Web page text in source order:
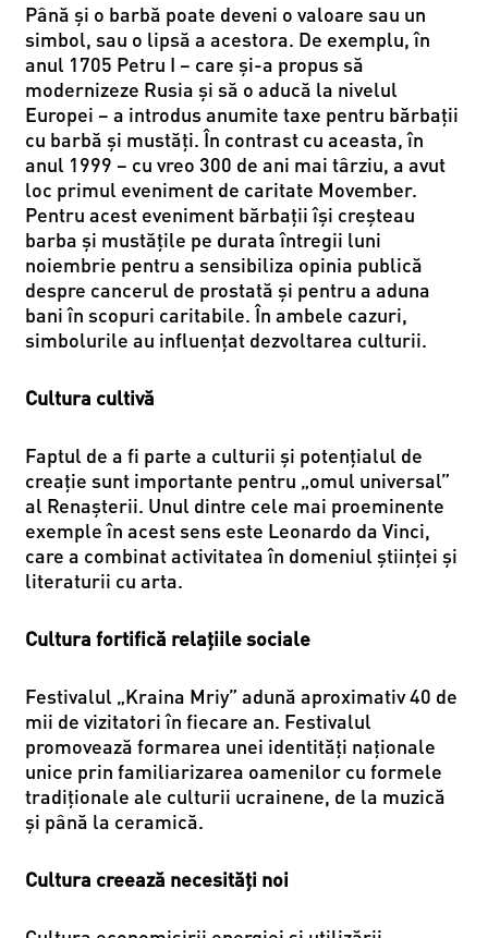
Până și o barbă poate deveni o valoare sau un
simbol, sau o lipsă a acestora. De exemplu, în
anul 1705 Petru I – care și-a propus să
modernizeze Rusia și să o aducă la nivelul
Europei – a introdus anumite taxe pentru bărbații
cu barbă și mustăți. În contrast cu aceasta, în
anul 1999 – cu vreo 300 de ani mai târziu, a avut
loc primul eveniment de caritate Movember.
Pentru acest eveniment bărbații își creșteau
barba și mustățile pe durata întregii luni
noiembrie pentru a sensibiliza opinia publică
despre cancerul de prostată și pentru a aduna
bani în scopuri caritabile. În ambele cazuri,
simbolurile au influenţat dezvoltarea culturii.
Cultura cultivă
Faptul de a fi parte a culturii și potențialul de
creație sunt importante pentru „omul universal”
al Renașterii. Unul dintre cele mai proeminente
exemple în acest sens este Leonardo da Vinci,
care a combinat activitatea în domeniul științei și
literaturii cu arta.
Cultura fortifică relațiile sociale
Festivalul „Kraina Mriy” adună aproximativ 40 de
mii de vizitatori în fiecare an. Festivalul
promovează formarea unei identități naționale
unice prin familiarizarea oamenilor cu formele
tradiționale ale culturii ucrainene, de la muzică
și până la ceramică.
Cultura creează necesități noi